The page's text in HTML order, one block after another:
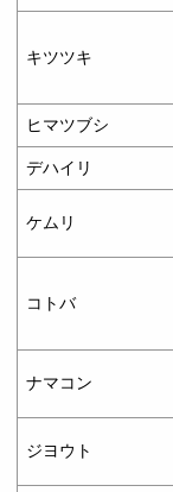
キツツキ
ヒマツブシ
デハイリ
ケムリ
コトバ
ナマコン
ジヨウト